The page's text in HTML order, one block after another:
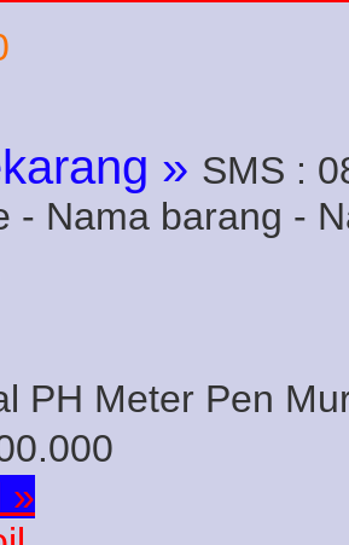
» SMS :
- Nama barang -
PH Meter Pen
»